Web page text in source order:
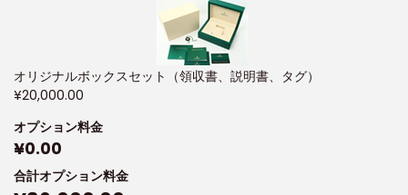
オリジナルボックスセット（領収書、説明書、タグ）
¥20,000.00
オプション料金
¥0.00
合計オプション料金